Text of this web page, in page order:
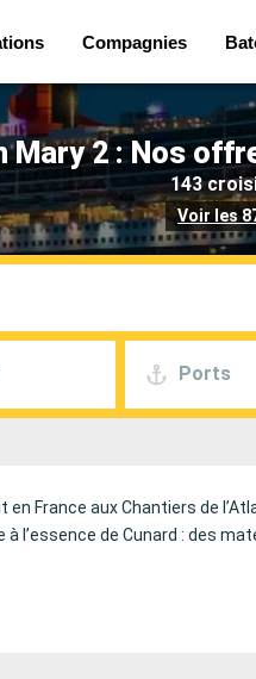
Compagnies
Mary 2 : Nos
143
Voir les
Ports
en France aux Chantiers de
l’essence de Cunard : des